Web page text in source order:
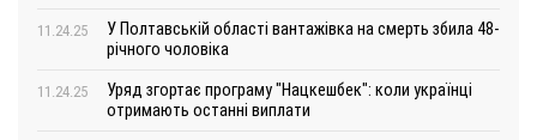
11.24.25
У Полтавській області вантажівка на смерть збила 48-
річного чоловіка
11.24.25
Уряд згортає програму "Нацкешбек": коли українці
отримають останні виплати